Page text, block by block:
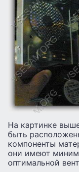
На картинке
быть
компоненты
они имеют
оптимальной